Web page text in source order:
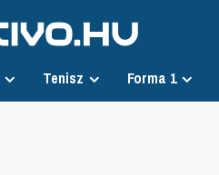
Tenisz Forma 1